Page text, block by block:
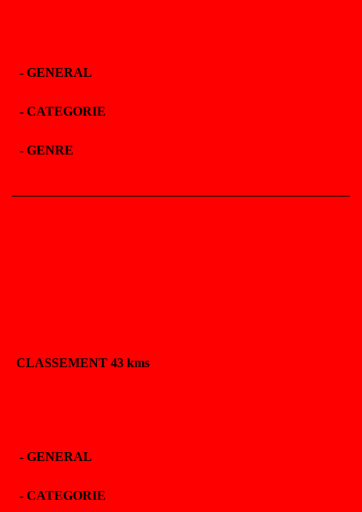
- GENERAL
- CATEGORIE
- GENRE
CLASSEMENT 43 kms
- GENERAL
- CATEGORIE